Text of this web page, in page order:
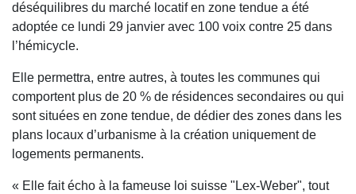
déséquilibres du marché locatif en zone tendue a été
adoptée ce lundi 29 janvier avec 100 voix contre 25 dans
l’hémicycle.
Elle permettra, entre autres, à toutes les communes qui
comportent plus de 20 % de résidences secondaires ou qui
sont situées en zone tendue, de dédier des zones dans les
plans locaux d’urbanisme à la création uniquement de
logements permanents.
« Elle fait écho à la fameuse loi suisse "Lex-Weber", tout